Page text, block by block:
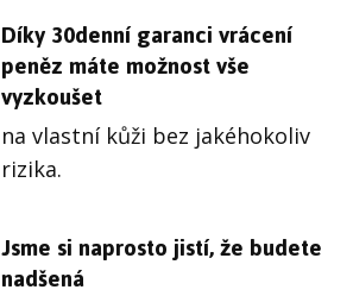
Díky 30denní garanci vrácení
peněz máte možnost vše
vyzkoušet
na vlastní kůži bez jakéhokoliv
rizika.
Jsme si naprosto jistí, že budete
nadšená